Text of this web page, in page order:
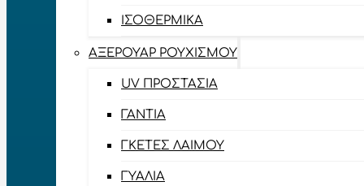
ΙΣΟΘΕΡΜΙΚΆ
ΑΞΕΡΟΥΆΡ ΡΟΥΧΙΣΜΟΎ
UV ΠΡΟΣΤΑΣΊΑ
ΓΆΝΤΙΑ
ΓΚΈΤΕΣ ΛΑΊΜΟΥ
ΓΥΑΛΙΆ